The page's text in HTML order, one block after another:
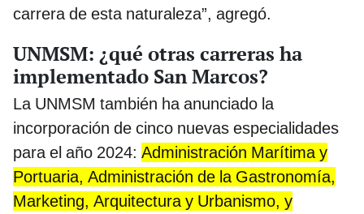
carrera de esta naturaleza”, agregó.
UNMSM: ¿qué otras carreras ha
implementado San Marcos?
La UNMSM también ha anunciado la
incorporación de cinco nuevas especialidades
para el año 2024: Administración Marítima y
Portuaria, Administración de la Gastronomía,
Marketing, Arquitectura y Urbanismo, y